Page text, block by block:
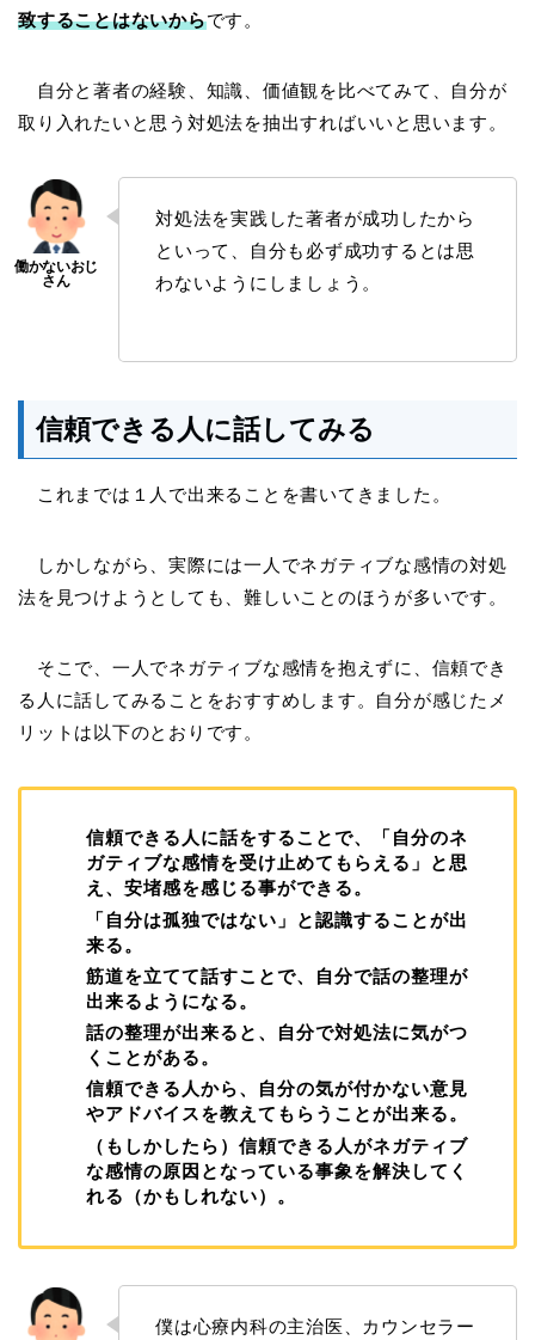
致することはないからです。
自分と著者の経験、知識、価値観を比べてみて、自分が
取り入れたいと思う対処法を抽出すればいいと思います。
対処法を実践した著者が成功したから
といって、自分も必ず成功するとは思
わないようにしましょう。
信頼できる人に話してみる
これまでは１人で出来ることを書いてきました。
しかしながら、実際には一人でネガティブな感情の対処
法を見つけようとしても、難しいことのほうが多いです。
そこで、一人でネガティブな感情を抱えずに、信頼でき
る人に話してみることをおすすめします。自分が感じたメ
リットは以下のとおりです。
信頼できる人に話をすることで、「自分のネ
ガティブな感情を受け止めてもらえる」と思
え、安堵感を感じる事ができる。
「自分は孤独ではない」と認識することが出
来る。
筋道を立てて話すことで、自分で話の整理が
出来るようになる。
話の整理が出来ると、自分で対処法に気がつ
くことがある。
信頼できる人から、自分の気が付かない意見
やアドバイスを教えてもらうことが出来る。
（もしかしたら）信頼できる人がネガティブ
な感情の原因となっている事象を解決してく
れる（かもしれない）。
僕は心療内科の主治医、カウンセラー